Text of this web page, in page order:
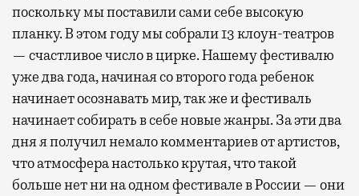
поскольку мы поставили сами себе высокую
планку. В этом году мы собрали 13 клоун-театров
— счастливое число в цирке. Нашему фестивалю
уже два года, начиная со второго года ребенок
начинает осознавать мир, так же и фестиваль
начинает собирать в себе новые жанры. За эти два
дня я получил немало комментариев от артистов,
что атмосфера настолько крутая, что такой
больше нет ни на одном фестивале в России — они